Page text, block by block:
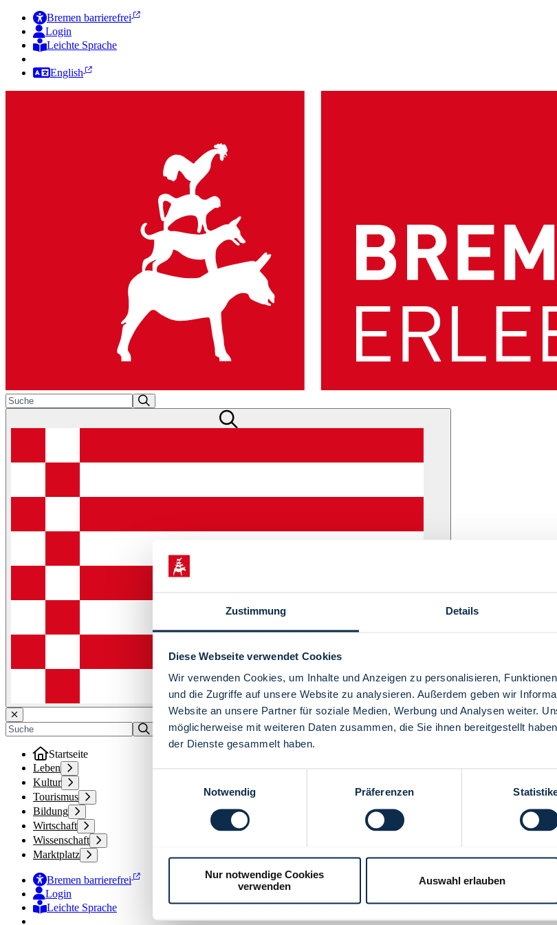
Zustimmung Details
Diese Webseite verwendet Cookies
Wir verwenden Cookies, um Inhalte und Anzeigen zu personalisieren,
und die Zugriffe auf unsere Website zu analysieren. Außerdem geben wir
Website an unsere Partner für soziale Medien, Werbung und Analysen weiter.
möglicherweise mit weiteren Daten zusammen, die Sie ihnen bereitgestellt
der Dienste gesammelt haben.
Notwendig
Präferenzen
Nur notwendige Cookies
verwenden
Auswahl erlauben
Bremen barrierefrei
Login
Leichte Sprache
English
Menü
Startseite
Leben
Kultur
Tourismus
Bildung
Wirtschaft
Wissenschaft
Marktplatz
Bremen barrierefrei
Login
Leichte Sprache
Zur Deutschen Gebärdensprache